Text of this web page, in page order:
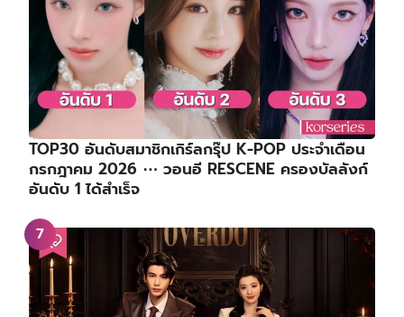
TOP30 อันดับสมาชิกเกิร์ลกรุ๊ป K-POP ประจำเดือน
กรกฎาคม 2026 ⋯ วอนอี RESCENE ครองบัลลังก์
อันดับ 1 ได้สำเร็จ